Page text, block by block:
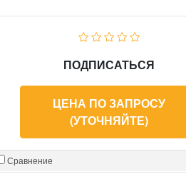
ПОДПИСАТЬСЯ
ЦЕНА ПО ЗАПРОСУ
(УТОЧНЯЙТЕ)
Сравнение